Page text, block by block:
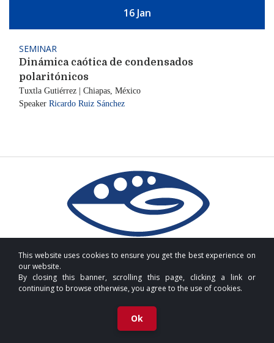
16 Jan
SEMINAR
Dinámica caótica de condensados
polaritónicos
Tuxtla Gutiérrez | Chiapas, México
Speaker Ricardo Ruiz Sánchez
This website uses cookies to ensure you get the best experience on
our website.
By closing this banner, scrolling this page, clicking a link or
continuing to browse otherwise, you agree to the use of cookies.
Ok